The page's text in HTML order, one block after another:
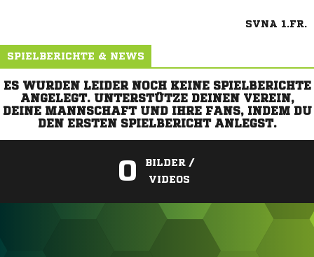
SVNA 1.FR.
SPIELBERICHTE & NEWS
ES WURDEN LEIDER NOCH KEINE SPIELBERICHTE
ANGELEGT. UNTERSTÜTZE DEINEN VEREIN,
DEINE MANNSCHAFT UND IHRE FANS, INDEM DU
DEN ERSTEN SPIELBERICHT ANLEGST.
0
BILDER /
VIDEOS